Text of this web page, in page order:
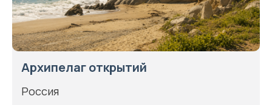
Архипелаг открытий
Россия